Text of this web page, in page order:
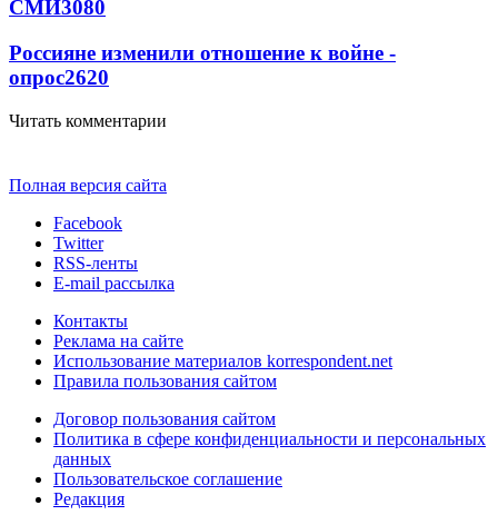
СМИ3080
Россияне изменили отношение к войне -
опрос2620
Читать комментарии
Полная версия сайта
Facebook
Twitter
RSS-ленты
E-mail рассылка
Контакты
Реклама на сайте
Использование материалов korrespondent.net
Правила пользования сайтом
Договор пользования сайтом
Политика в сфере конфиденциальности и персональных
данных
Пользовательское соглашение
Редакция